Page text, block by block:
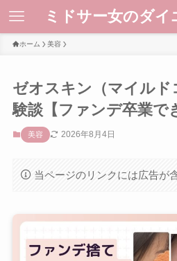
ミドサー女のダ
ホーム 美容
ゼオスキン（マイルド
験談【ファンデ卒業で
美容 2026年8月4日
当ページのリンクには広告が